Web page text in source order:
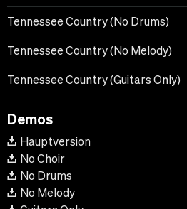
Tennessee Country (No Drums)
Tennessee Country (No Melody)
Tennessee Country (Guitars Only)
Demos
Hauptversion
No Choir
No Drums
No Melody